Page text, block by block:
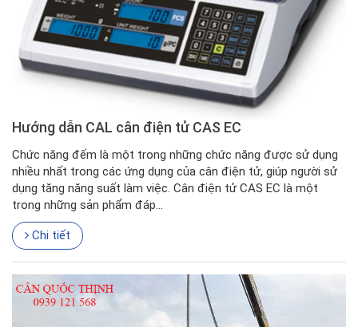
Hướng dẫn CAL cân điện tử CAS EC
Chức năng đếm là một trong những chức năng được sử dụng
nhiều nhất trong các ứng dụng của cân điện tử, giúp người sử
dụng tăng năng suất làm việc. Cân điện tử CAS EC là một
trong những sản phẩm đáp...
Chi tiết